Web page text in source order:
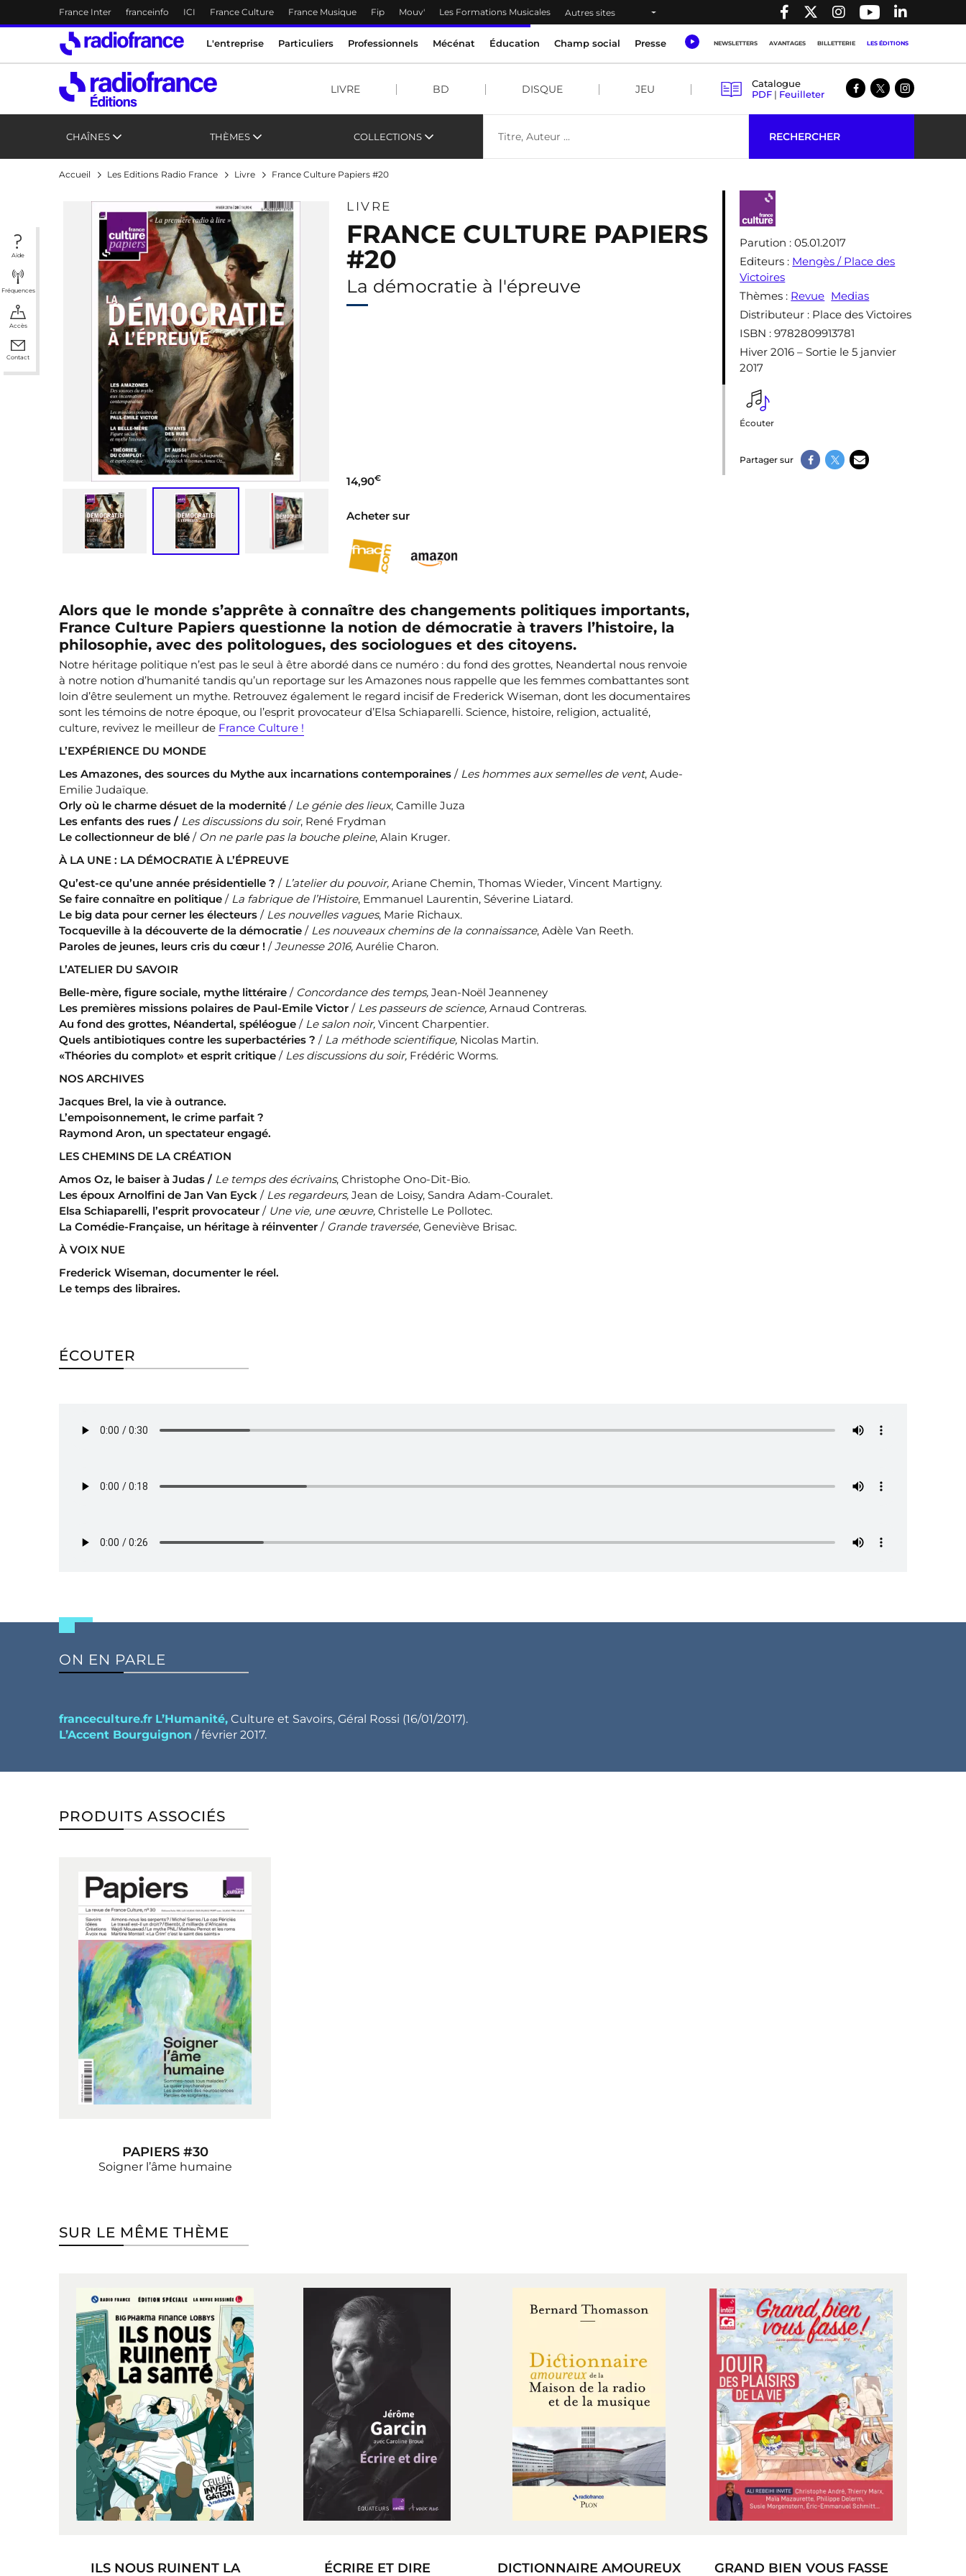
Accès direct :
Menu principal
France Inter franceinfo ICI France Culture France Musique Fip Mouv' Les Formations Musicales Autres sites
Menu principal
L'entreprise Particuliers Professionnels Mécénat Éducation Champ social Presse NEWSLETTERS AVANTAGES BILLETTERIE LES ÉDITIONS
LIVRE BD DISQUE JEU
Catalogue
PDF | Feuilleter
CHAÎNES THÈMES COLLECTIONS RECHERCHER
Aide
Fréquences
Accès
Contact
Accueil Les Editions Radio France Livre France Culture Papiers #20
LIVRE
FRANCE CULTURE PAPIERS
#20
La démocratie à l'épreuve
Parution : 05.01.2017
Editeurs : Mengès / Place des
Victoires
Thèmes : Revue Medias
Distributeur : Place des Victoires
ISBN : 9782809913781
Hiver 2016 – Sortie le 5 janvier
2017
Écouter
Partager sur
14,90€
Acheter sur
Alors que le monde s’apprête à connaître des changements politiques importants,
France Culture Papiers questionne la notion de démocratie à travers l’histoire, la
philosophie, avec des politologues, des sociologues et des citoyens.
Notre héritage politique n’est pas le seul à être abordé dans ce numéro : du fond des grottes, Neandertal nous renvoie
à notre notion d’humanité tandis qu’un reportage sur les Amazones nous rappelle que les femmes combattantes sont
loin d’être seulement un mythe. Retrouvez également le regard incisif de Frederick Wiseman, dont les documentaires
sont les témoins de notre époque, ou l’esprit provocateur d’Elsa Schiaparelli. Science, histoire, religion, actualité,
culture, revivez le meilleur de France Culture !
L’EXPÉRIENCE DU MONDE
Les Amazones, des sources du Mythe aux incarnations contemporaines / Les hommes aux semelles de vent, Aude-
Emilie Judaïque.
Orly où le charme désuet de la modernité / Le génie des lieux, Camille Juza
Les enfants des rues / Les discussions du soir, René Frydman
Le collectionneur de blé / On ne parle pas la bouche pleine, Alain Kruger.
À LA UNE : LA DÉMOCRATIE À L’ÉPREUVE
Qu’est-ce qu’une année présidentielle ? / L’atelier du pouvoir, Ariane Chemin, Thomas Wieder, Vincent Martigny.
Se faire connaître en politique / La fabrique de l’Histoire, Emmanuel Laurentin, Séverine Liatard.
Le big data pour cerner les électeurs / Les nouvelles vagues, Marie Richaux.
Tocqueville à la découverte de la démocratie / Les nouveaux chemins de la connaissance, Adèle Van Reeth.
Paroles de jeunes, leurs cris du cœur ! /Jeunesse 2016, Aurélie Charon.
L’ATELIER DU SAVOIR
Belle-mère, figure sociale, mythe littéraire /Concordance des temps, Jean-Noël Jeanneney
Les premières missions polaires de Paul-Emile Victor / Les passeurs de science, Arnaud Contreras.
Au fond des grottes, Néandertal, spéléogue /Le salon noir, Vincent Charpentier.
Quels antibiotiques contre les superbactéries ? / La méthode scientifique, Nicolas Martin.
«Théories du complot» et esprit critique / Les discussions du soir, Frédéric Worms.
NOS ARCHIVES
Jacques Brel, la vie à outrance.
L’empoisonnement, le crime parfait ?
Raymond Aron, un spectateur engagé.
LES CHEMINS DE LA CRÉATION
Amos Oz, le baiser à Judas / Le temps des écrivains, Christophe Ono-Dit-Bio.
Les époux Arnolfini de Jan Van Eyck / Les regardeurs, Jean de Loisy, Sandra Adam-Couralet.
Elsa Schiaparelli, l’esprit provocateur / Une vie, une œuvre, Christelle Le Pollotec.
La Comédie-Française, un héritage à réinventer / Grande traversée, Geneviève Brisac.
À VOIX NUE
Frederick Wiseman, documenter le réel.
Le temps des libraires.
ÉCOUTER
ON EN PARLE
franceculture.fr L’Humanité, Culture et Savoirs, Géral Rossi (16/01/2017).
L’Accent Bourguignon / février 2017.
PRODUITS ASSOCIÉS
PAPIERS #30
Soigner l’âme humaine
SUR LE MÊME THÈME
ILS NOUS RUINENT LA ÉCRIRE ET DIRE DICTIONNAIRE AMOUREUX GRAND BIEN VOUS FASSE